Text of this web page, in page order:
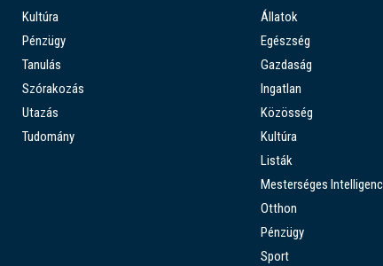
Kultúra
Pénzügy
Tanulás
Szórakozás
Utazás
Tudomány
Állatok
Egészség
Gazdaság
Ingatlan
Közösség
Kultúra
Listák
Mesterséges
Otthon
Pénzügy
Sport